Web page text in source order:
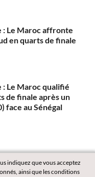
: Le Maroc affronte
en quarts de finale
Le Maroc qualifié
de finale après un
face au Sénégal
indiquez que vous acceptez
ainsi que les conditions